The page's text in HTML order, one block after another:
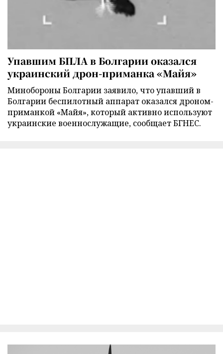
Упавшим БПЛА в Болгарии оказался
украинский дрон-приманка «Майя»
Минобороны Болгарии заявило, что упавший в
Болгарии беспилотный аппарат оказался дроном-
приманкой «Майя», который активно используют
украинские военнослужащие, сообщает БГНЕС.